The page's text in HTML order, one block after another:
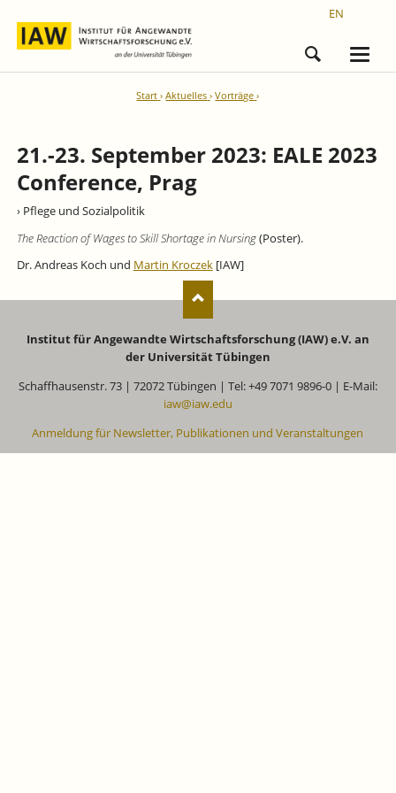
EN
Start Aktuelles Vorträge
21.-23. September 2023: EALE 2023
Conference, Prag
› Pflege und Sozialpolitik
The Reaction of Wages to Skill Shortage in Nursing(Poster).
Dr. Andreas Koch und Martin Kroczek[IAW]
Institut für Angewandte Wirtschaftsforschung (IAW) e.V. an
der Universität Tübingen
Schaffhausenstr. 73 | 72072 Tübingen | Tel: +49 7071 9896-0 | E-Mail:
iaw@iaw.edu
Anmeldung für Newsletter, Publikationen und Veranstaltungen